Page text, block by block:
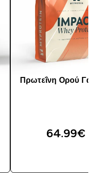
Πρωτεΐνη Ορού
64.99€‎